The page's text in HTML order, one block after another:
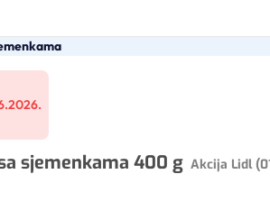
sjemenkama 400 g Akcija Lidl